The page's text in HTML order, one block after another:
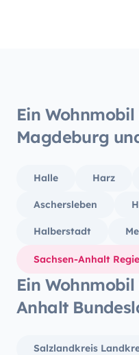
Ein
Magdeburg
Halle Harz
Aschersleben
Halberstadt
Sachsen-Anhalt
Ein
Anhalt
Salzlandkreis